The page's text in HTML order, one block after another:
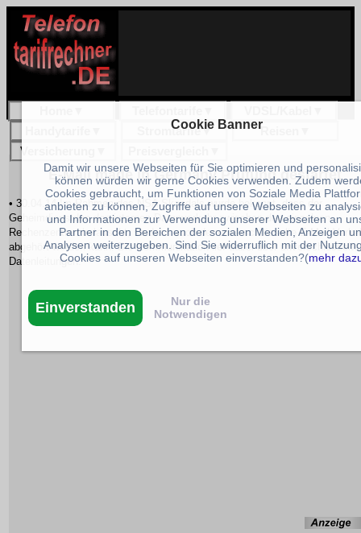
Stromtarife▼ Reisen
Versicherung
E-Mail made in Germany Prüfung gestartet
• 30.04.14 Im Rahmen des NSA Skandals wurde bekannt, dass der
Geheimdienstden den internen Datenverkehr zwischen den einzelnen
Rechenzentren belauscht, so dass auch der unverschlüsselte E-Mail
abgehört werden kann. Die Kommunikation lief dabei über unverschlüsselte
Datenleitungen.
Cookie Banner
Damit wir unsere Webseiten für Sie optimieren und
können würden wir gerne Cookies verwenden. Zudem
Cookies gebraucht, um Funktionen von Soziale Media
anbieten zu können, Zugriffe auf unsere Webseiten zu
und Informationen zur Verwendung unserer Webseiten an
Partner in den Bereichen der sozialen Medien, Anzeigen
Analysen weiterzugeben. Sind Sie widerruflich mit der
Cookies auf unseren Webseiten einverstanden?(mehr
Einverstanden
Nur die
Notwendigen